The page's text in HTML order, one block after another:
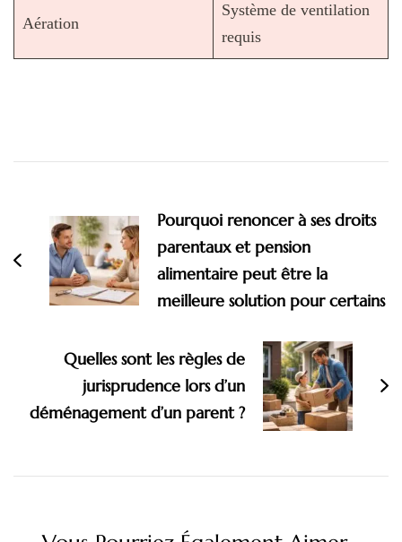
Aération
Système de ventilation
requis
Pourquoi renoncer à ses droits
parentaux et pension
alimentaire peut être la
meilleure solution pour certains
Quelles sont les règles de
jurisprudence lors d’un
déménagement d’un parent ?